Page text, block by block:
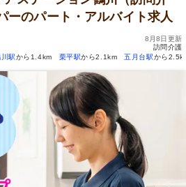
ーのパート・アルバイト求人
8月8日更新
訪問介護
駅から1.4km 栗平駅から2.1km 五月台駅から